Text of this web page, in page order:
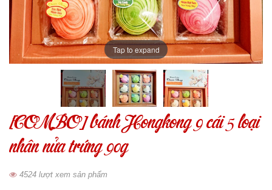
Tap to expand
[COMBO] bánh Hongkong 9 cái 5 loại
nhân nửa trứng 90g
4524 lượt xem sản phẩm